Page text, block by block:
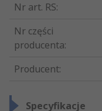
Nr art. RS:
Nr części
producenta:
Producent:
Specyfikacje